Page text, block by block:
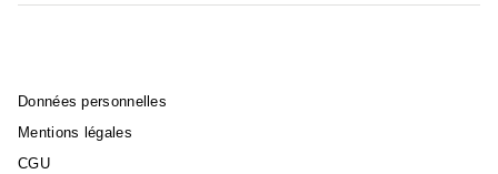
Données personnelles
Mentions légales
CGU